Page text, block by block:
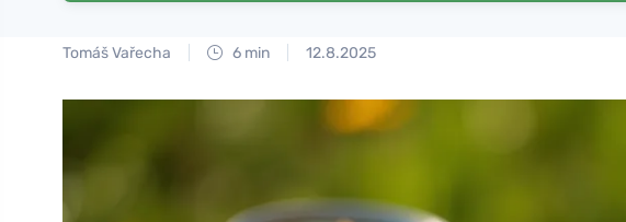
Tomáš Vařecha 6 min 12.8.2025